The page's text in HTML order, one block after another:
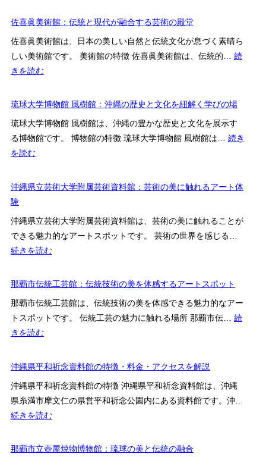
史
と
芸
の
宝
庫
館：
沖
縄
の
史
紐
解
所
添
美
術
館：
縄
の
芸
文
魅
了
す
場
所
佐喜眞美術館：伝統と現代が融合する芸術の殿堂
佐喜眞美術館は、日本の美しい自然と伝統文化が息づく素晴ら
しい美術館です。 美術館の特徴 佐喜眞美術館は、伝統的… 続
きを読む:
喜
美
術
統
現
代
が
合
る
芸
術
殿
堂
琉球大学博物館 風樹館：沖縄の歴史と文化を紐解く学びの場
琉球大学博物館 風樹館は、沖縄の豊かな歴史と文化を展示す
る博物館です。 博物館の特徴 琉球大学博物館 風樹館は… 続き
を読む:
球
博
物
館
樹
館：
沖
縄
と
文
化
紐
沖縄県立芸術大学附属芸術資料館：芸術の美に触れるアート体
験
沖縄県立芸術大学附属芸術資料館は、芸術の美に触れることが
できる魅力的なアートスポットです。 芸術の世界を感じる…
続きを読む:
縄
立
芸
学
附
属
芸
資
那覇市伝統工芸館：伝統技術の美を体感するアートスポット
那覇市伝統工芸館は、伝統技術の美を体感できる魅力的なアー
トスポットです。 伝統工芸の魅力に触れる場所 那覇市伝… 続
きを読む:
覇
伝
統
工
館：
沖縄県平和祈念資料館の特徴・料金・アクセスを解説
沖縄県平和祈念資料館の特徴 沖縄県平和祈念資料館は、沖縄
県糸満市摩文仁の県営平和祈念公園内にある資料館です。沖…
続きを読む:
縄
那覇市立壺屋焼物博物館：琉球の美と伝統の融合